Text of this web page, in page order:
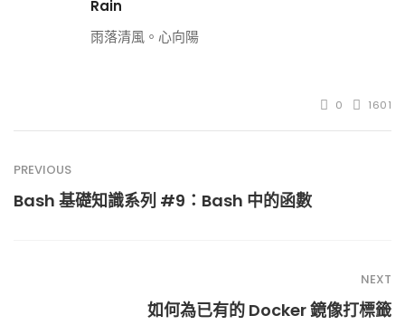
Rain
雨落清風。心向陽
0 1601
PREVIOUS
Bash 基礎知識系列 #9：Bash 中的函數
NEXT
如何為已有的 Docker 鏡像打標籤